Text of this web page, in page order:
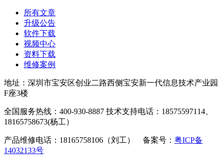
所有文章
升级公告
软件下载
视频中心
资料下载
维修案例
地址：深圳市宝安区创业二路西侧宝安新一代信息技术产业园
F座3楼
全国服务热线：400-930-8887 技术支持电话：18575597114、
18165758673(杨工）
产品维修电话：18165758106（刘工） 备案号： 粤ICP备
14032133号